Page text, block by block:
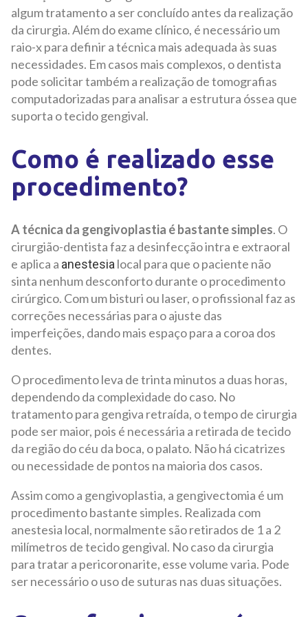
algum tratamento a ser concluído antes da realização
da cirurgia. Além do exame clínico, é necessário um
raio-x para definir a técnica mais adequada às suas
necessidades. Em casos mais complexos, o dentista
pode solicitar também a realização de tomografias
computadorizadas para analisar a estrutura óssea que
suporta o tecido gengival.
Como é realizado esse
procedimento?
A técnica da gengivoplastia é bastante simples. O
cirurgião-dentista faz a desinfecção intra e extraoral
e aplica a anestesia local para que o paciente não
sinta nenhum desconforto durante o procedimento
cirúrgico. Com um bisturi ou laser, o profissional faz as
correções necessárias para o ajuste das
imperfeições, dando mais espaço para a coroa dos
dentes.
O procedimento leva de trinta minutos a duas horas,
dependendo da complexidade do caso. No
tratamento para gengiva retraída, o tempo de cirurgia
pode ser maior, pois é necessária a retirada de tecido
da região do céu da boca, o palato. Não há cicatrizes
ou necessidade de pontos na maioria dos casos.
Assim como a gengivoplastia, a gengivectomia é um
procedimento bastante simples. Realizada com
anestesia local, normalmente são retirados de 1 a 2
milímetros de tecido gengival. No caso da cirurgia
para tratar a pericoronarite, esse volume varia. Pode
ser necessário o uso de suturas nas duas situações.